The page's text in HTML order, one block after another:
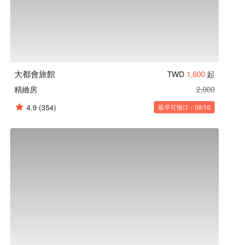
大都會旅館 TWD 1,600 起
精緻房
2,800
4.9 (354) 最早可预订：08/10